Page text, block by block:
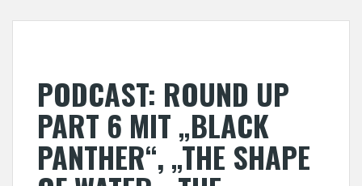
PODCAST: ROUND UP
PART 6 MIT „BLACK
PANTHER“, „THE SHAPE